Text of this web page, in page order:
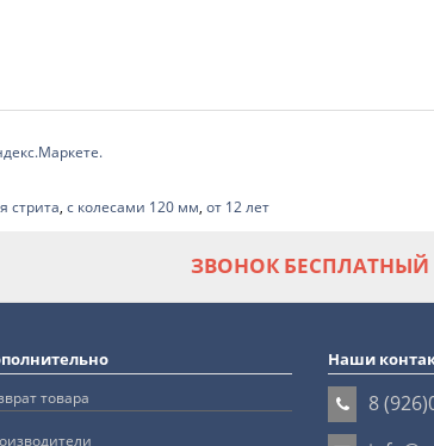
стрита, с колесами 120 мм, от 12 лет
ЗВОНОК БЕСПЛАТНЫЙ
товара
Наши
8